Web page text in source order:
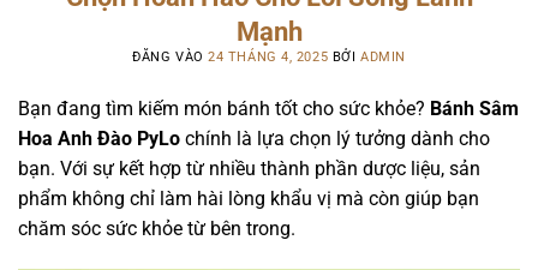
Mạnh
ĐĂNG VÀO24 THÁNG 4, 2025 BỞI ADMIN
Bạn đang tìm kiếm món bánh tốt cho sức khỏe? Bánh Sâm
Hoa Anh Đào PyLo chính là lựa chọn lý tưởng dành cho
bạn. Với sự kết hợp từ nhiều thành phần dược liệu, sản
phẩm không chỉ làm hài lòng khẩu vị mà còn giúp bạn
chăm sóc sức khỏe từ bên trong.